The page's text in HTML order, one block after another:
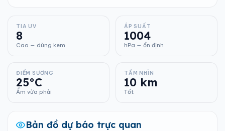
TIA UV
8
Cao — dùng kem
ÁP SUẤT
1004
hPa — ổn định
ĐIỂM SƯƠNG
25°C
Ẩm vừa phải
TẦM NHÌN
10 km
Tốt
Bản đồ dự báo trực quan